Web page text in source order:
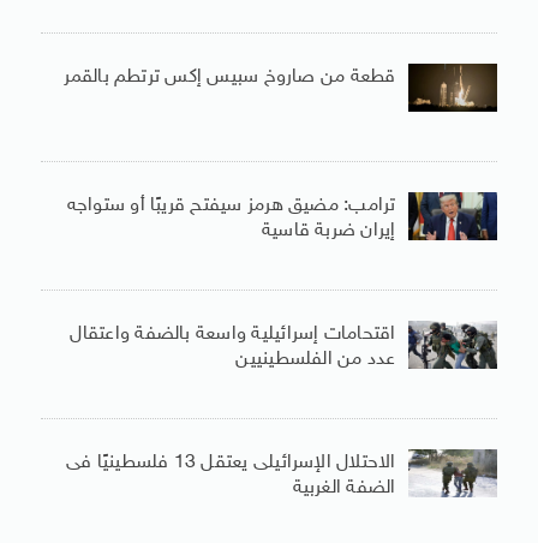
قطعة من صاروخ سبيس إكس ترتطم بالقمر
ترامب: مضيق هرمز سيفتح قريبًا أو ستواجه
إيران ضربة قاسية
اقتحامات إسرائيلية واسعة بالضفة واعتقال
عدد من الفلسطينيين
الاحتلال الإسرائيلى يعتقل 13 فلسطينيًا فى
الضفة الغربية